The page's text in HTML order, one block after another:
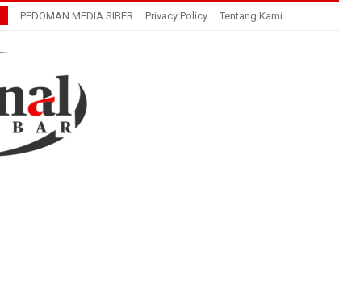
PEDOMAN MEDIA SIBER Privacy Policy Tentang Kami